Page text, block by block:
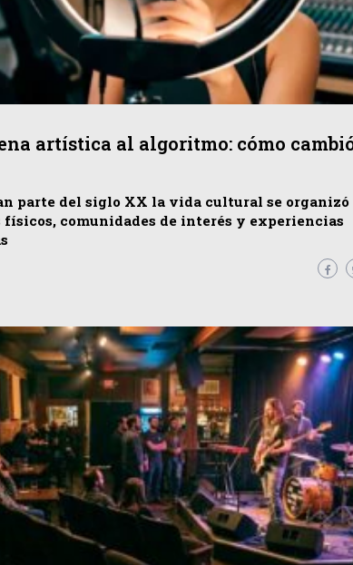
artística al algoritmo: cómo
parte del siglo XX la vida cultural se organizó
físicos, comunidades de interés y experiencias